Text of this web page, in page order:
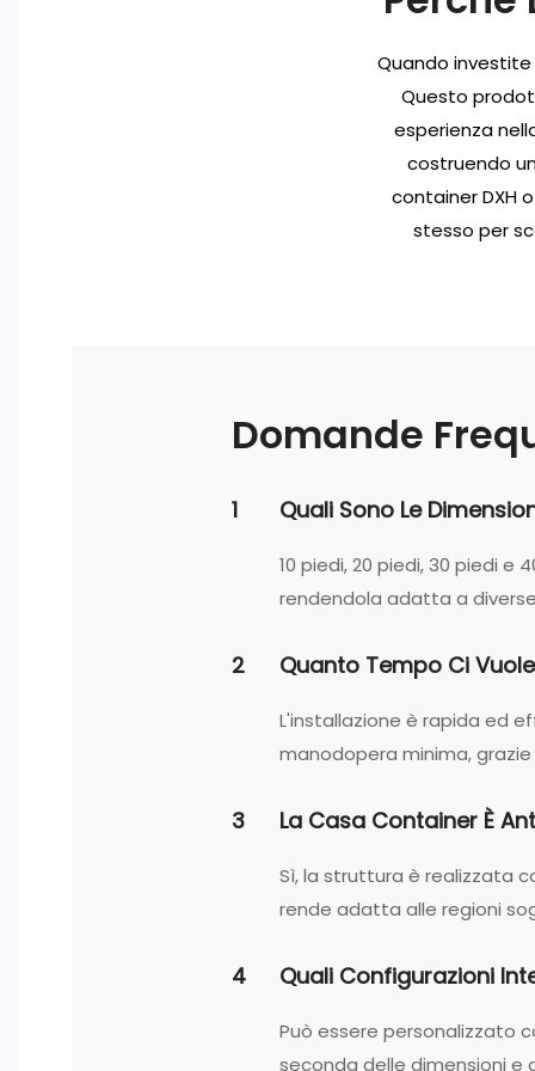
Quando investite
Questo
esperienza
costruendo
container DXH
stesso per
Domande
1 Quali Sono Le
10 piedi, 20 piedi, 30 piedi
rendendola adatta a
2 Quanto Tempo Ci
L'installazione è rapida ed
manodopera minima,
3 La Casa Container È
Sì, la struttura è realizzata
rende adatta alle regioni
4 Quali Configurazioni
Può essere personalizzato
seconda delle dimensioni e